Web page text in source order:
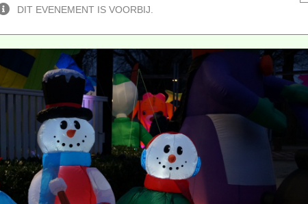
DIT EVENEMENT IS VOORBIJ.